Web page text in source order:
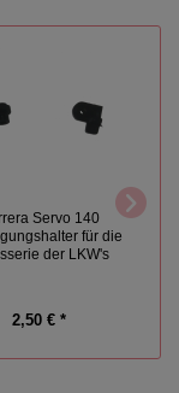
Servo 140
für die
der LKW's
2,50 € *